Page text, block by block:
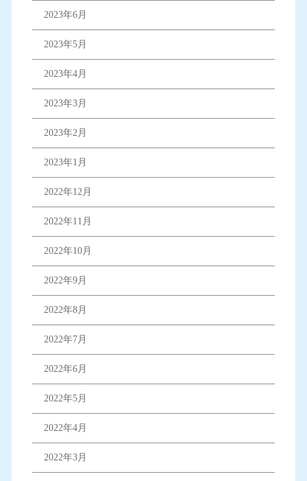
2023年6月
2023年5月
2023年4月
2023年3月
2023年2月
2023年1月
2022年12月
2022年11月
2022年10月
2022年9月
2022年8月
2022年7月
2022年6月
2022年5月
2022年4月
2022年3月